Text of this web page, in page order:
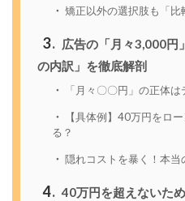
矯正以外の選択肢も「
3
広告の「月々3,000円
の内訳」を徹底解剖
「月々〇〇円」の正体
【具体例】40万円をロ
る？
隠れコストを暴く！本
4
40万円を超えないた